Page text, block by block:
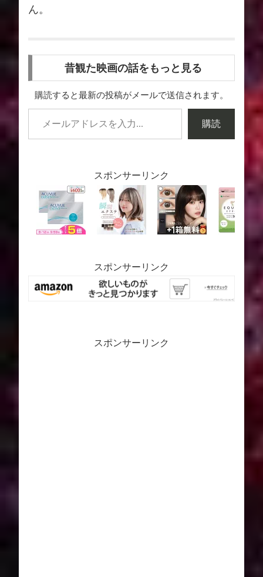
ん。
昔観た映画の話をもっと見る
購読すると最新の投稿がメールで送信されます。
購読
スポンサーリンク
スポンサーリンク
スポンサーリンク